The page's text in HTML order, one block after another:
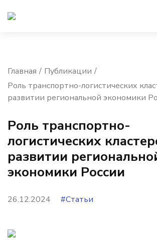
Главная
Публикации
Роль транспортно-логистических
развитии региональной экономики
Роль транспортно-
логистических
развитии
экономики России
26.12.2024 #Статьи